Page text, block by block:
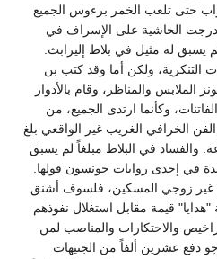
حتى تلعب الخمر برءوس الجميع
الحاشية على الإسراف في
يسبق له مثيل في بلاط إليزابث.
التنكرية، ولكن أما وقد كتب بن
الملابس والمناظر، وقام بالأدوار
وكأنما ارتدى الجميع، من
الخرافي الغريب غير الواقعي بلغ
والفساد في البلاط مبلغاً لم يسبق
في إحدى روايات جونسون قولها.
غير زوجي المسكين، فلسوف أشنق
"هدايا" قيمة مقابل استغلال نفوذهم
والاحتكارات والمناصب لمن
دفع عشرين ألفاً من الجنيهات